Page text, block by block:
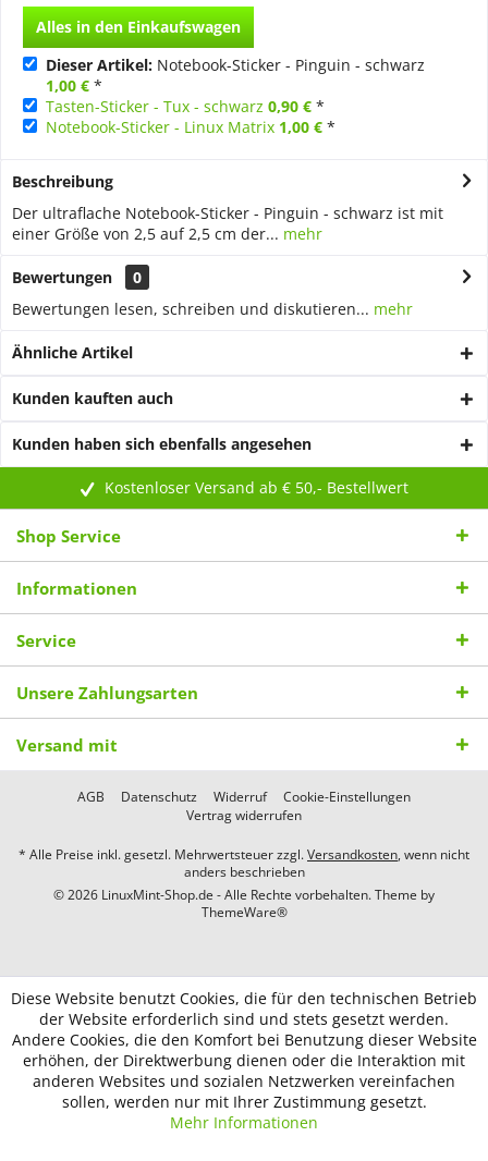
Alles in den Einkaufswagen
Dieser Artikel: Notebook-Sticker - Pinguin - schwarz
1,00 € *
Tasten-Sticker - Tux - schwarz 0,90 € *
Notebook-Sticker - Linux Matrix 1,00 € *
Beschreibung
Der ultraflache Notebook-Sticker - Pinguin - schwarz ist mit
einer Größe von 2,5 auf 2,5 cm der... mehr
Bewertungen
0
Bewertungen lesen, schreiben und diskutieren... mehr
Ähnliche Artikel
Kunden kauften auch
Kunden haben sich ebenfalls angesehen
Kostenloser Versand ab € 50,- Bestellwert
Shop Service
Informationen
Service
Unsere Zahlungsarten
Versand mit
AGB Datenschutz Widerruf
Cookie-Einstellungen
Vertrag widerrufen
* Alle Preise inkl. gesetzl. Mehrwertsteuer zzgl.Versandkosten, wenn nicht
anders beschrieben
© 2026 LinuxMint-Shop.de - Alle Rechte vorbehalten. Theme by
ThemeWare®
Diese Website benutzt Cookies, die für den technischen Betrieb
der Website erforderlich sind und stets gesetzt werden.
Andere Cookies, die den Komfort bei Benutzung dieser Website
erhöhen, der Direktwerbung dienen oder die Interaktion mit
anderen Websites und sozialen Netzwerken vereinfachen
sollen, werden nur mit Ihrer Zustimmung gesetzt.
Mehr Informationen